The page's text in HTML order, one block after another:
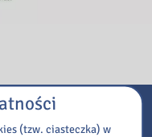
(tzw. ciasteczka) w